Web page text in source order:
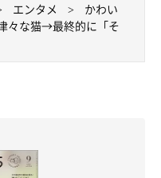
エンタメ
かわい
々な猫→最終的に「そ